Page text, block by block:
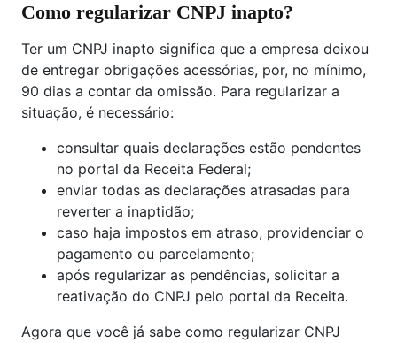
Como regularizar CNPJ inapto?
Ter um CNPJ inapto significa que a empresa deixou
de entregar obrigações acessórias, por, no mínimo,
90 dias a contar da omissão. Para regularizar a
situação, é necessário:
consultar quais declarações estão pendentes
no portal da Receita Federal;
enviar todas as declarações atrasadas para
reverter a inaptidão;
caso haja impostos em atraso, providenciar o
pagamento ou parcelamento;
após regularizar as pendências, solicitar a
reativação do CNPJ pelo portal da Receita.
Agora que você já sabe como regularizar CNPJ